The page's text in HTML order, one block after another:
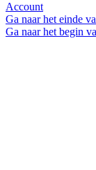
Account
Ga naar het einde
Ga naar het begin